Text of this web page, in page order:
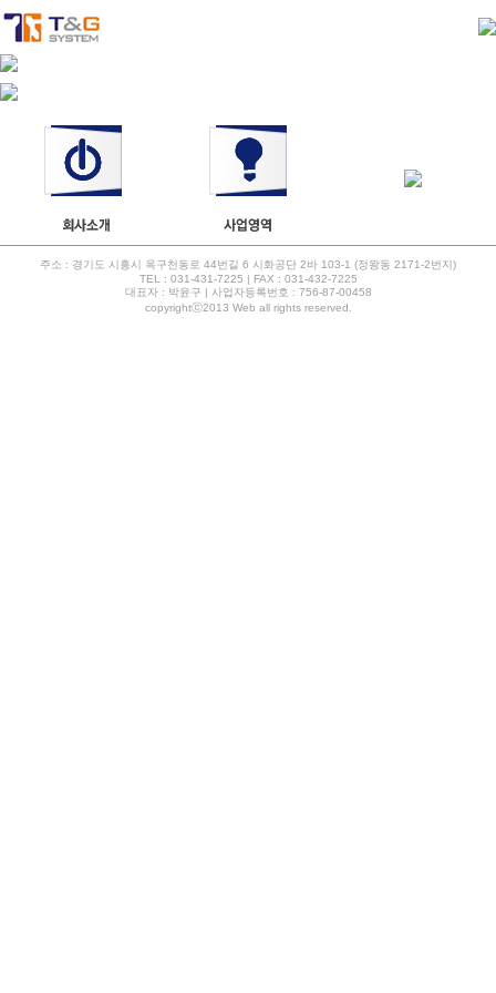
주소 : 경기도 시흥시 옥구천동로 44번길 6 시화공단 2바 103-1 (정왕동 2171-2번지)
TEL : 031-431-7225 | FAX : 031-432-7225
대표자 : 박윤구 | 사업자등록번호 : 756-87-00458
copyrightⓒ2013 Web all rights reserved.